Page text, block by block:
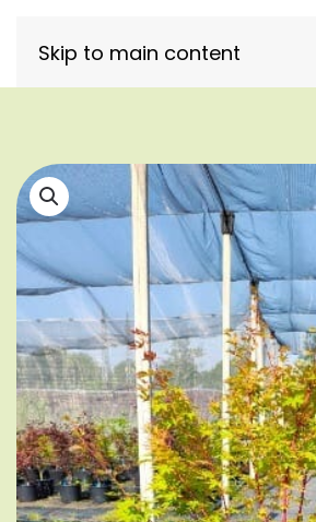
Skip to main content